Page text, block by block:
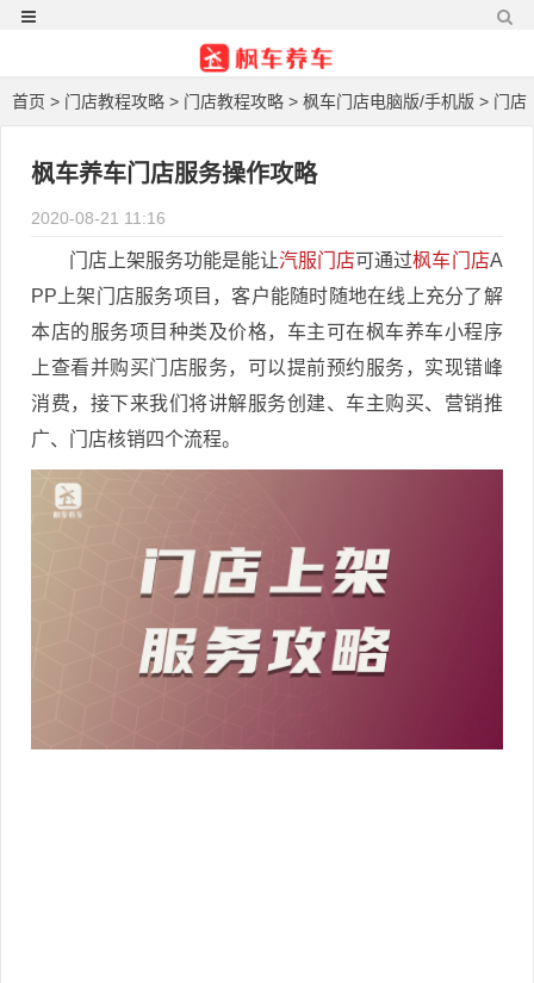
首页 > 门店教程攻略 > 门店教程攻略 > 枫车门店电脑版/手机版 > 门店
枫车养车门店服务操作攻略
2020-08-21 11:16
门店上架服务功能是能让汽服门店可通过枫车门店A
PP上架门店服务项目，客户能随时随地在线上充分了解
本店的服务项目种类及价格，车主可在枫车养车小程序
上查看并购买门店服务，可以提前预约服务，实现错峰
消费，接下来我们将讲解服务创建、车主购买、营销推
广、门店核销四个流程。